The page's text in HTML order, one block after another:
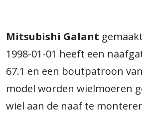
Mitsubishi Galant
1998-01-01 heeft een
67.1 en een boutpatroon
model worden wielmoeren
wiel aan de naaf te